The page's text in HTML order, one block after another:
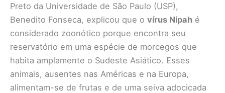
Preto da Universidade de São Paulo (USP),
Benedito Fonseca, explicou que o vírus Nipah é
considerado zoonótico porque encontra seu
reservatório em uma espécie de morcegos que
habita amplamente o Sudeste Asiático. Esses
animais, ausentes nas Américas e na Europa,
alimentam-se de frutas e de uma seiva adocicada